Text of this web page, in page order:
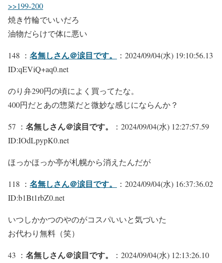
>>199-200
焼き竹輪でいいだろ
油物だらけで体に悪い
148 ： 名無しさん＠涙目です。
：2024/09/04(水) 19:10:56.13
ID:qEViQ+aq0.net
のり弁290円の頃によく買ってたな。
400円だとあの惣菜だと微妙な感じにならんか？
57 ： 名無しさん＠涙目です。
：2024/09/04(水) 12:27:57.59
ID:IOdLpypK0.net
ほっかほっか亭が札幌から消えたんだが
118 ： 名無しさん＠涙目です。
：2024/09/04(水) 16:37:36.02
ID:b1Bt1rbZ0.net
いつしかかつのやのがコスパいいと気づいた
お代わり無料（笑）
43 ： 名無しさん＠涙目です。
：2024/09/04(水) 12:13:26.10